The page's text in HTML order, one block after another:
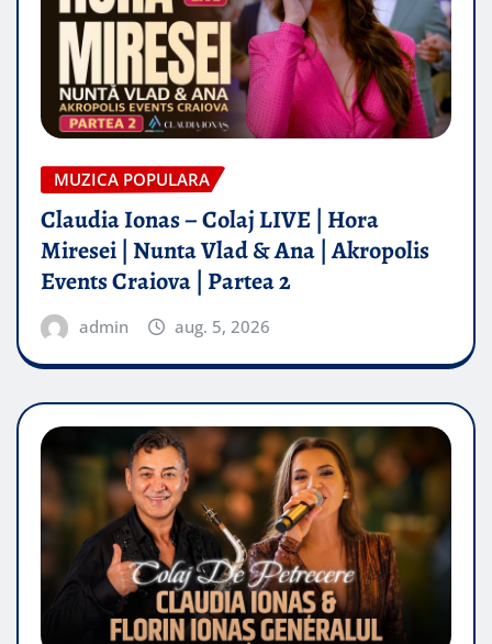
MUZICA POPULARA
Claudia Ionas – Colaj LIVE | Hora
Miresei | Nunta Vlad & Ana | Akropolis
Events Craiova | Partea 2
admin aug. 5, 2026